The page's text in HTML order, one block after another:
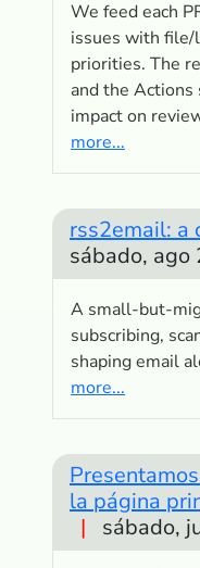
We feed each
issues with file/
priorities. The
and the Actions
impact on
more...
rss2email: a
sábado, ago
A small-but-
subscribing,
shaping email
more...
la página
|
sábado,